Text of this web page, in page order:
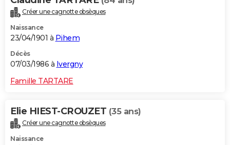
Créer une cagnotte obsèques
Naissance
23/04/1901 à Pihem
Décès
07/03/1986 à Ivergny
Famille TARTARE
Elie HIEST-CROUZET (35 ans)
Créer une cagnotte obsèques
Naissance